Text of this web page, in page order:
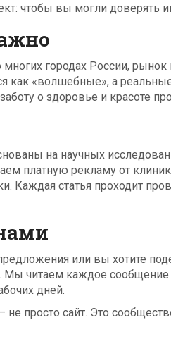
чтобы вы могли доверять
городах России,
как «волшебные», а
о здоровье и красоте
на научных
платную рекламу от
Каждая статья проходит
или вы хотите
. Мы читаем каждое
дней.
не просто сайт. Это